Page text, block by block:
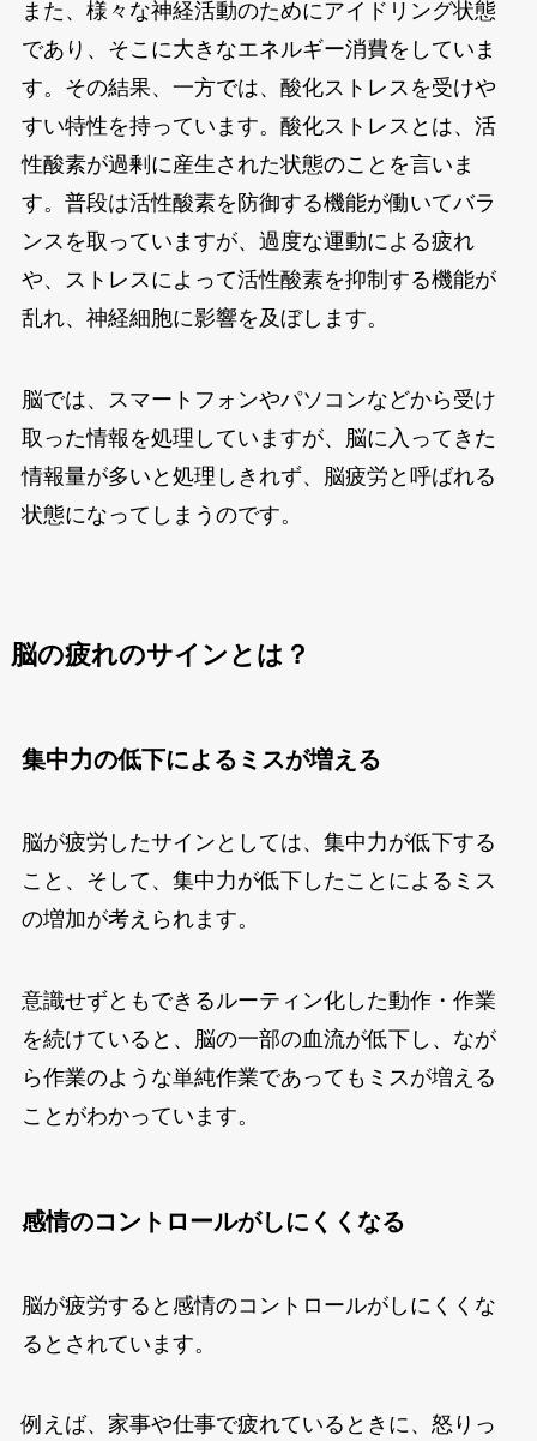
また、様々な神経活動のためにアイドリング状態
であり、そこに大きなエネルギー消費をしていま
す。その結果、一方では、酸化ストレスを受けや
すい特性を持っています。酸化ストレスとは、活
性酸素が過剰に産生された状態のことを言いま
す。普段は活性酸素を防御する機能が働いてバラ
ンスを取っていますが、過度な運動による疲れ
や、ストレスによって活性酸素を抑制する機能が
乱れ、神経細胞に影響を及ぼします。
脳では、スマートフォンやパソコンなどから受け
取った情報を処理していますが、脳に入ってきた
情報量が多いと処理しきれず、脳疲労と呼ばれる
状態になってしまうのです。
脳の疲れのサインとは？
集中力の低下によるミスが増える
脳が疲労したサインとしては、集中力が低下する
こと、そして、集中力が低下したことによるミス
の増加が考えられます。
意識せずともできるルーティン化した動作・作業
を続けていると、脳の一部の血流が低下し、なが
ら作業のような単純作業であってもミスが増える
ことがわかっています。
感情のコントロールがしにくくなる
脳が疲労すると感情のコントロールがしにくくな
るとされています。
例えば、家事や仕事で疲れているときに、怒りっ